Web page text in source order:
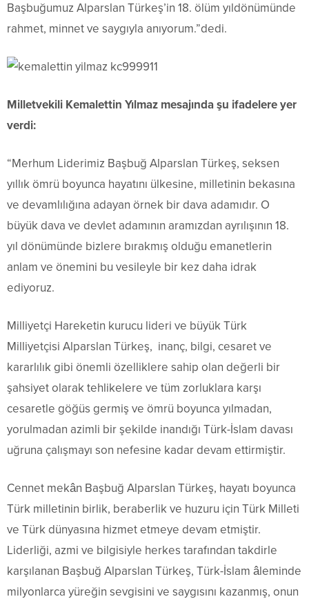
Başbuğumuz Alparslan Türkeş’in 18. ölüm yıldönümünde
rahmet, minnet ve saygıyla anıyorum.”dedi.
Milletvekili Kemalettin Yılmaz mesajında şu ifadelere yer
verdi:
“Merhum Liderimiz Başbuğ Alparslan Türkeş, seksen
yıllık ömrü boyunca hayatını ülkesine, milletinin bekasına
ve devamlılığına adayan örnek bir dava adamıdır. O
büyük dava ve devlet adamının aramızdan ayrılışının 18.
yıl dönümünde bizlere bırakmış olduğu emanetlerin
anlam ve önemini bu vesileyle bir kez daha idrak
ediyoruz.
Milliyetçi Hareketin kurucu lideri ve büyük Türk
Milliyetçisi Alparslan Türkeş, inanç, bilgi, cesaret ve
kararlılık gibi önemli özelliklere sahip olan değerli bir
şahsiyet olarak tehlikelere ve tüm zorluklara karşı
cesaretle göğüs germiş ve ömrü boyunca yılmadan,
yorulmadan azimli bir şekilde inandığı Türk-İslam davası
uğruna çalışmayı son nefesine kadar devam ettirmiştir.
Cennet mekân Başbuğ Alparslan Türkeş, hayatı boyunca
Türk milletinin birlik, beraberlik ve huzuru için Türk Milleti
ve Türk dünyasına hizmet etmeye devam etmiştir.
Liderliği, azmi ve bilgisiyle herkes tarafından takdirle
karşılanan Başbuğ Alparslan Türkeş, Türk-İslam âleminde
milyonlarca yüreğin sevgisini ve saygısını kazanmış, onun